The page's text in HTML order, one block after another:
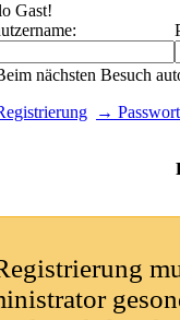
Gast!
nächsten Besuch
→